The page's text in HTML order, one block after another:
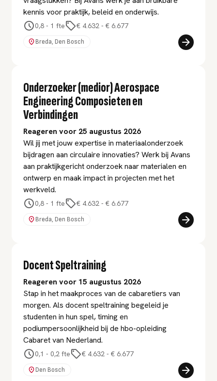
kennis voor praktijk, beleid en onderwijs.
0,8 - 1 fte € 4.632 - € 6.677
Breda, Den Bosch
Onderzoeker (medior) Aerospace
Engineering Composieten en
Verbindingen
Reageren voor 25 augustus 2026
Wil jij met jouw expertise in materiaalonderzoek
bijdragen aan circulaire innovaties? Werk bij Avans
aan praktijkgericht onderzoek naar materialen en
ontwerp en maak impact in projecten met het
werkveld.
0,8 - 1 fte € 4.632 - € 6.677
Breda, Den Bosch
Docent Speltraining
Reageren voor 15 augustus 2026
Stap in het maakproces van de cabaretiers van
morgen. Als docent speltraining begeleid je
studenten in hun spel, timing en
podiumpersoonlijkheid bij de hbo-opleiding
Cabaret van Nederland.
0,1 - 0,2 fte € 4.632 - € 6.677
Den Bosch